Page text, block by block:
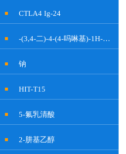
CTLA4 Ig-24
-(3,4-二)-4-(4-吗啉基)-1H-吡咯-2,5-二酮
钠
HIT-T15
5-氟乳清酸
2-肼基乙醇